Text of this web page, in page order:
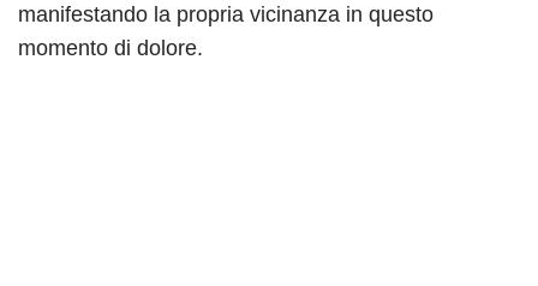
manifestando la propria vicinanza in questo
momento di dolore.